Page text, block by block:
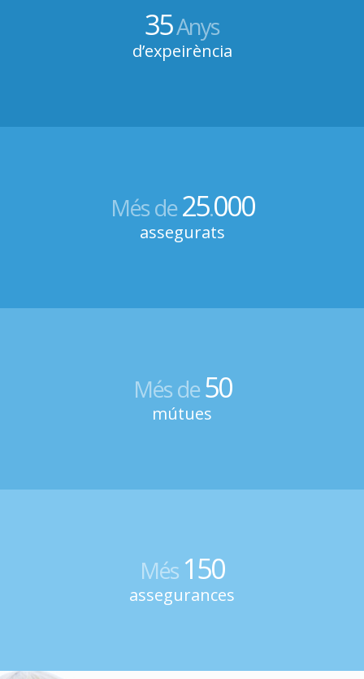
35Anys
d’expeirència
Més de25.000
assegurats
Més de50
mútues
Més 150
assegurances